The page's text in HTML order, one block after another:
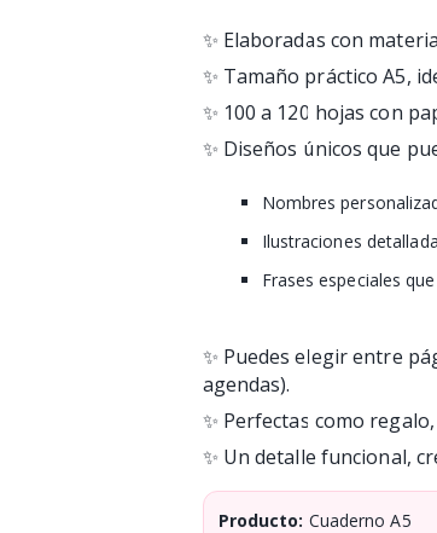
✨ Elaboradas con
✨ Tamaño práctico A5,
✨ 100 a 120 hojas con
✨ Diseños únicos que
Nombres
Ilustraciones
Frases especiales
✨ Puedes elegir entre
agendas).
✨ Perfectas como
✨ Un detalle funcional,
Producto: Cuaderno A5